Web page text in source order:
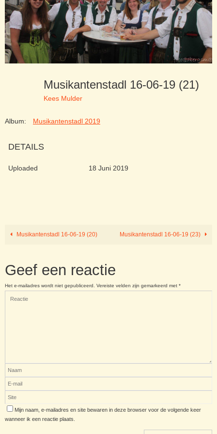
Musikantenstadl 16-06-19 (21)
Kees Mulder
Album: Musikantenstadl 2019
DETAILS
Uploaded 18 Juni 2019
Musikantenstadl 16-06-19 (20) Musikantenstadl 16-06-19 (23)
Geef een reactie
Het e-mailadres wordt niet gepubliceerd. Vereiste velden zijn gemarkeerd met *
Mijn naam, e-mailadres en site bewaren in deze browser voor de volgende keer
wanneer ik een reactie plaats.